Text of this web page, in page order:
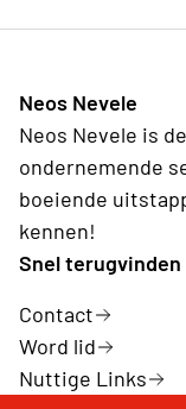
Neos Nevele
Neos Nevele is
ondernemende
boeiende
kennen!
Snel terugvinden
Contact
Word lid
Nuttige Links